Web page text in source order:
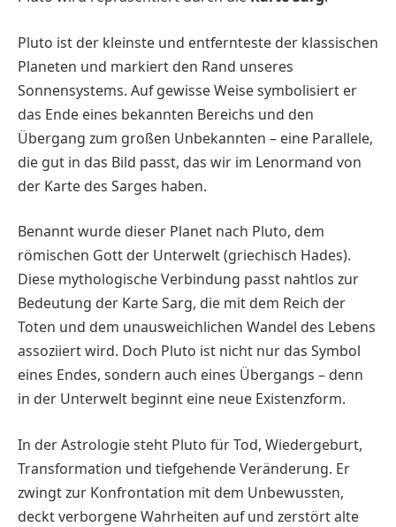
Pluto ist der kleinste und entfernteste der klassischen
Planeten und markiert den Rand unseres
Sonnensystems. Auf gewisse Weise symbolisiert er
das Ende eines bekannten Bereichs und den
Übergang zum großen Unbekannten – eine Parallele,
die gut in das Bild passt, das wir im Lenormand von
der Karte des Sarges haben.
Benannt wurde dieser Planet nach Pluto, dem
römischen Gott der Unterwelt (griechisch Hades).
Diese mythologische Verbindung passt nahtlos zur
Bedeutung der Karte Sarg, die mit dem Reich der
Toten und dem unausweichlichen Wandel des Lebens
assoziiert wird. Doch Pluto ist nicht nur das Symbol
eines Endes, sondern auch eines Übergangs – denn
in der Unterwelt beginnt eine neue Existenzform.
In der Astrologie steht Pluto für Tod, Wiedergeburt,
Transformation und tiefgehende Veränderung. Er
zwingt zur Konfrontation mit dem Unbewussten,
deckt verborgene Wahrheiten auf und zerstört alte